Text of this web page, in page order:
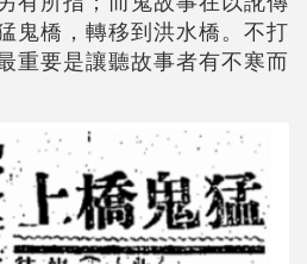
鬼橋，轉移到洪水橋。不打
重要是讓聽故事者有不寒而